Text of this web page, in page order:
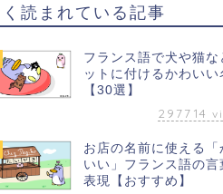
く読まれている記事
フランス語で犬や猫な
ットに付けるかわいい
【30選】
297714
お店の名前に使える「
いい」フランス語の言
表現【おすすめ】